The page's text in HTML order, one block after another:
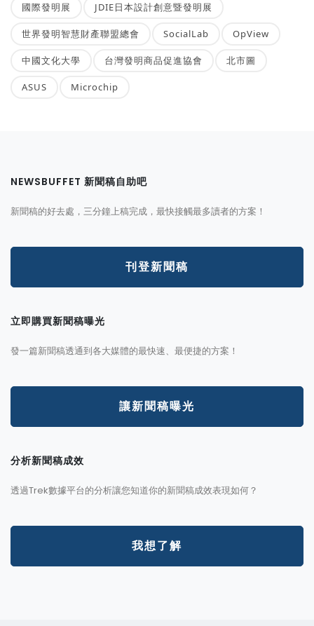
國際發明展 JDIE日本設計創意暨發明展
世界發明智慧財產聯盟總會 SocialLab OpView
中國文化大學 台灣發明商品促進協會 北市圖
ASUS Microchip
NEWSBUFFET 新聞稿自助吧
新聞稿的好去處，三分鐘上稿完成，最快接觸最多讀者的方案！
刊登新聞稿
立即購買新聞稿曝光
發一篇新聞稿透通到各大媒體的最快速、最便捷的方案！
讓新聞稿曝光
分析新聞稿成效
透過Trek數據平台的分析讓您知道你的新聞稿成效表現如何？
我想了解